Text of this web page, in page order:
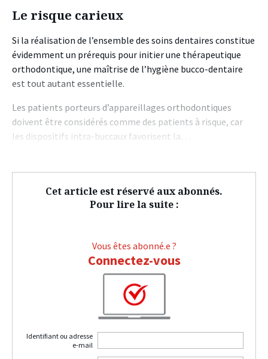
Le risque carieux
Si la réalisation de l’ensemble des soins dentaires constitue
évidemment un prérequis pour initier une thérapeutique
orthodontique, une maîtrise de l’hygiène bucco-dentaire
est tout autant essentielle.
Les patients porteurs d’appareillages orthodontiques
doivent être considérés comme des patients à risque, car
les dispositifs intra-buccaux favorisent la…
Cet article est réservé aux abonnés.
Pour lire la suite :
Vous êtes abonné.e ?
Connectez-vous
Identifiant ou adresse
e-mail